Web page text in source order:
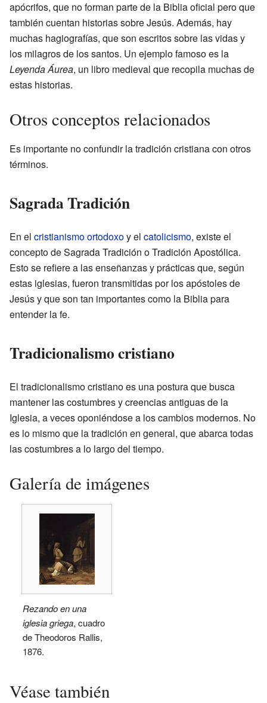
apócrifos, que no forman parte de la Biblia oficial pero que
también cuentan historias sobre Jesús. Además, hay
muchas hagiografías, que son escritos sobre las vidas y
los milagros de los santos. Un ejemplo famoso es la
Leyenda Áurea, un libro medieval que recopila muchas de
estas historias.
Otros conceptos relacionados
Es importante no confundir la tradición cristiana con otros
términos.
Sagrada Tradición
En el cristianismo ortodoxoy el catolicismo, existe el
concepto de Sagrada Tradición o Tradición Apostólica.
Esto se refiere a las enseñanzas y prácticas que, según
estas iglesias, fueron transmitidas por los apóstoles de
Jesús y que son tan importantes como la Biblia para
entender la fe.
Tradicionalismo cristiano
El tradicionalismo cristiano es una postura que busca
mantener las costumbres y creencias antiguas de la
Iglesia, a veces oponiéndose a los cambios modernos. No
es lo mismo que la tradición en general, que abarca todas
las costumbres a lo largo del tiempo.
Galería de imágenes
Rezando en una
iglesia griega, cuadro
de Theodoros Rallis,
1876.
Véase también